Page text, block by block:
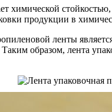
химической
продукции в
ленты является
образом, лента